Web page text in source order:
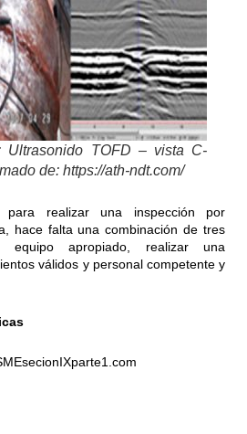
Ultrasonido TOFD – vista C-
de: https://ath-ndt.com/
para realizar una inspección por
hace falta una combinación de tres
equipo apropiado, realizar una
válidos y personal competente y